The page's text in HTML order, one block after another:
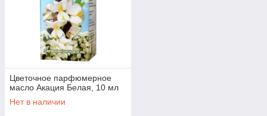
Цветочное парфюмерное
масло Акация Белая, 10 мл
Нет в наличии